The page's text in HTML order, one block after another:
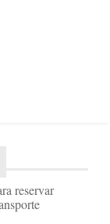
reservar